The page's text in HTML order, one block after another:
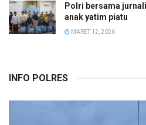
Polri bersama
anak yatim piatu
MARET 12, 2026
INFO POLRES